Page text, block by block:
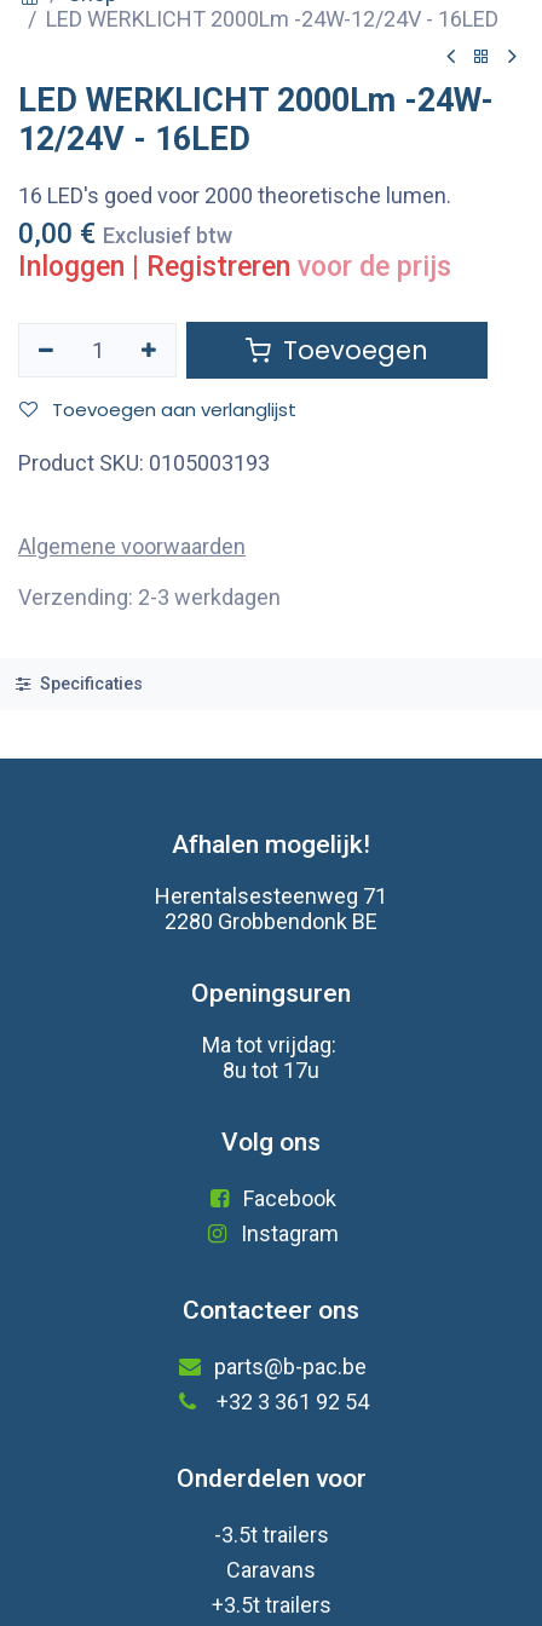
LED WERKLICHT 2000Lm -24W-12/24V - 16LED
LED WERKLICHT 2000Lm -24W-
12/24V - 16LED
16 LED's goed voor 2000 theoretische lumen.
0,00 € Exclusief btw
Inloggen Registreren voor de prijs
Toevoegen
Toevoegen aan verlanglijst
Product SKU: 0105003193
Algemene voorwaarden
Verzending: 2-3 werkdagen
Specificaties
Afhalen mogelijk!
Herentalsesteenweg 71
2280 Grobbendonk BE
Openingsuren
Ma tot vrijdag:
8u tot 17u
Volg ons
Facebook
Instagram
Contacteer ons
parts@b-pac.be
+32 3 361 92 54
Onderdelen voor
-3.5t trailers
Caravans
+3.5t trailers